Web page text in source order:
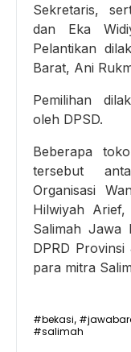
Sekretaris,
dan Eka
Pelantikan
Barat, Ani
Pemilihan
oleh DPSD.
Beberapa
tersebut
Organisasi
Hilwiyah Arief,
Salimah Jawa
DPRD
para mitra
#bekasi,
#salimah